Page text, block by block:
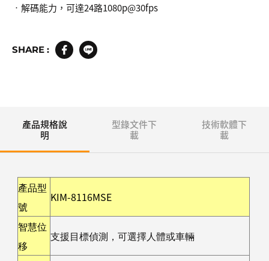
•解碼能力，可達24路1080p@30fps
SHARE :
產品規格說
明
型錄文件下
載
技術軟體下
載
產品型
號
KIM-8116MSE
智慧位
移
支援目標偵測，可選擇人體或車輛